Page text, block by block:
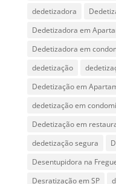
dedetizadora
Dedetizadora em
Dedetizadora em
dedetização
Dedetização em
dedetização em
Dedetização em
dedetização segura
Desentupidora na
Desratização em SP